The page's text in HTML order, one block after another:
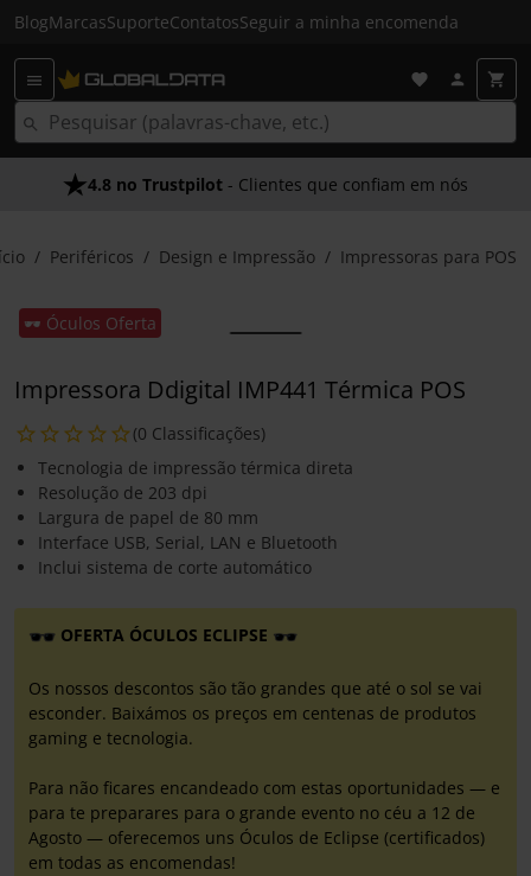
BlogMarcasSuporteContatosSeguir a minha encomenda
4.8 no Trustpilot - Clientes que confiam em nós
Periféricos Design e Impressão Impressoras para POS
🕶️ Óculos Oferta
Impressora Ddigital IMP441 Térmica POS
(0 Classificações)
Tecnologia de impressão térmica direta
Resolução de 203 dpi
Largura de papel de 80 mm
Interface USB, Serial, LAN e Bluetooth
Inclui sistema de corte automático
OFERTA ÓCULOS ECLIPSE
Os nossos descontos são tão grandes que até o sol se vai
esconder. Baixámos os preços em centenas de produtos
gaming e tecnologia.
Para não ficares encandeado com estas oportunidades — e
para te preparares para o grande evento no céu a 12 de
Agosto — oferecemos uns Óculos de Eclipse (certificados)
em todas as encomendas!